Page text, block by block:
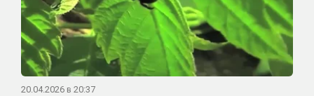
20.04.2026 в 20:37